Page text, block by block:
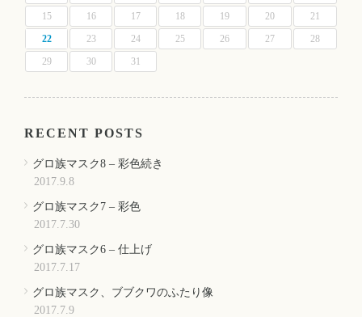
15
16 17 18 19 20
21
22
23 24 25 26 27
28
29
30 31
RECENT POSTS
グロ族マスク8 – 彩色続き
2017.9.8
グロ族マスク7 – 彩色
2017.7.30
グロ族マスク6 – 仕上げ
2017.7.17
グロ族マスク、ブブクワのふたり像
2017.7.9